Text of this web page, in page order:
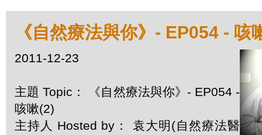
《自然療法與你》- EP054 - 咳
2011-12-23
主題 Topic： 《自然療法與你》- EP054 -
咳嗽(2)
主持人 Hosted by： 袁大明(自然療法醫